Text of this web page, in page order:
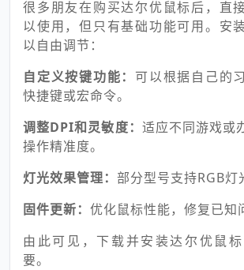
很多朋友在购买达尔优鼠标后，直
以使用，但只有基础功能可用。安
以自由调节：
自定义按键功能： 可以根据自己的
快捷键或宏命令。
调整DPI和灵敏度： 适应不同游戏或
操作精准度。
灯光效果管理： 部分型号支持RGB灯
固件更新： 优化鼠标性能，修复已知
由此可见，下载并安装达尔优鼠
要。